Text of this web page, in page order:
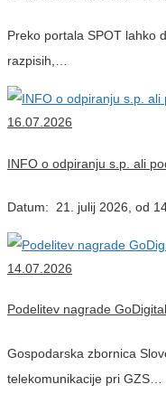
Preko portala SPOT lahko
razpisih,…
16.07.2026
INFO o odpiranju s.p. ali
Datum: 21. julij 2026, od
14.07.2026
Podelitev nagrade
Gospodarska zbornica
telekomunikacije pri GZS…